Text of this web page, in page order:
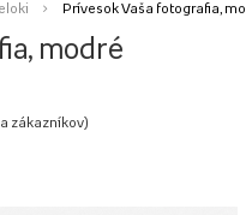
Prívesok Vaša fotografia,
modré
zákazníkov)